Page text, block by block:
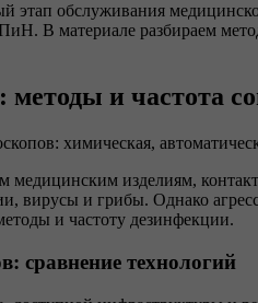
обслуживания
В материале разбираем
и частота
медицинским изделиям,
вирусы и грибы. Однако
и частоту дезинфекции.
сравнение технологий